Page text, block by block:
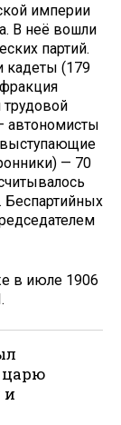
империи
В неё вошли
партий.
кадеты (179
трудовой
автономисты
выступающие
— 70
Беспартийных
в июле 1906
царю
и